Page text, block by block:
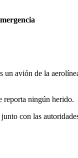
avión de la
reporta ningún herido.
con las